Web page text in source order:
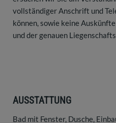
vollständiger Anschrift und
können, sowie keine
und der genauen
AUSSTATTUNG
Bad mit Fenster Dusche